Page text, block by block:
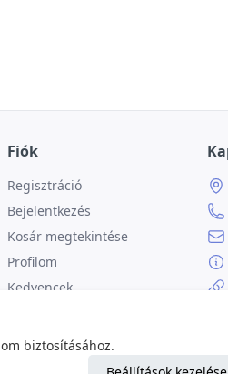
Fiók
Regisztráció
Bejelentkezés
Kosár megtekintése
Profilom
Kedvencek
biztosításához.